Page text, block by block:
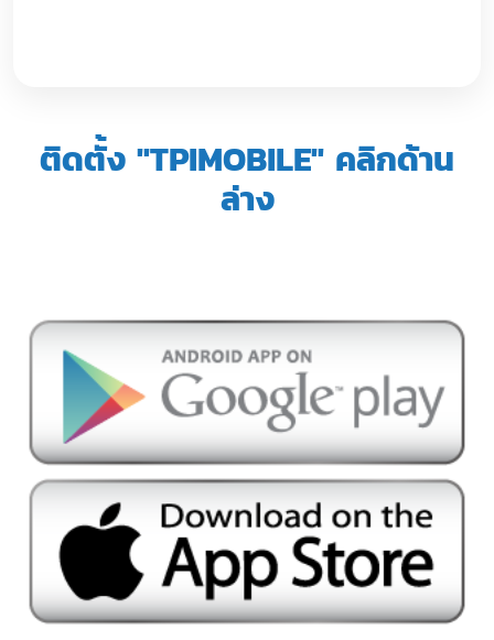
ติดตั้ง "TPIMOBILE" คลิกด้าน
ล่าง